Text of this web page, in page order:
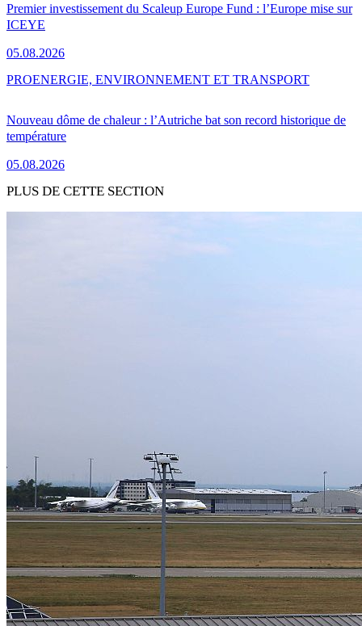
Premier investissement du Scaleup Europe Fund : l’Europe mise sur
ICEYE
05.08.2026
Nouveau dôme de chaleur : l’Autriche bat son record historique de
température
05.08.2026
PROENERGIE, ENVIRONNEMENT ET TRANSPORT
PLUS DE CETTE SECTION